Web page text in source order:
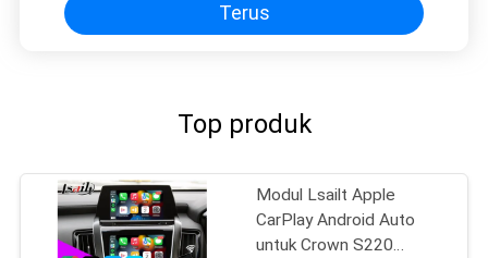
Terus
Top produk
Modul Lsailt Apple
CarPlay Android Auto
untuk Crown S220